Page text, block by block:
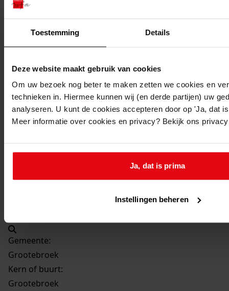
Toestemming Details
Deze website maakt gebruik van cookies
Om uw bezoek nog beter te maken zetten we cookies en
technieken in. Hiermee kunnen wij (en derde partijen) uw
analyseren. U kunt de cookies accepteren door op 'Ja, dat
Meer informatie over cookies en privacy? Bekijk ons
Ja, dat is prima
Instellingen beheren
21-03-1975
Beschrijving:
Oprichten van een bedrijfsgebouw
Adres:
Grootebroek, Acacialaan 11
Nieuw adres:
Perceel:
Grootebroek, sectie B 2
Gemeente:
Grootebroek
Kern of buurt:
Grootebroek